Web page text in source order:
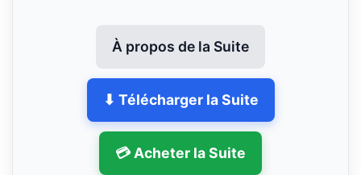
À propos de la Suite
⬇ Télécharger la Suite
💳 Acheter la Suite